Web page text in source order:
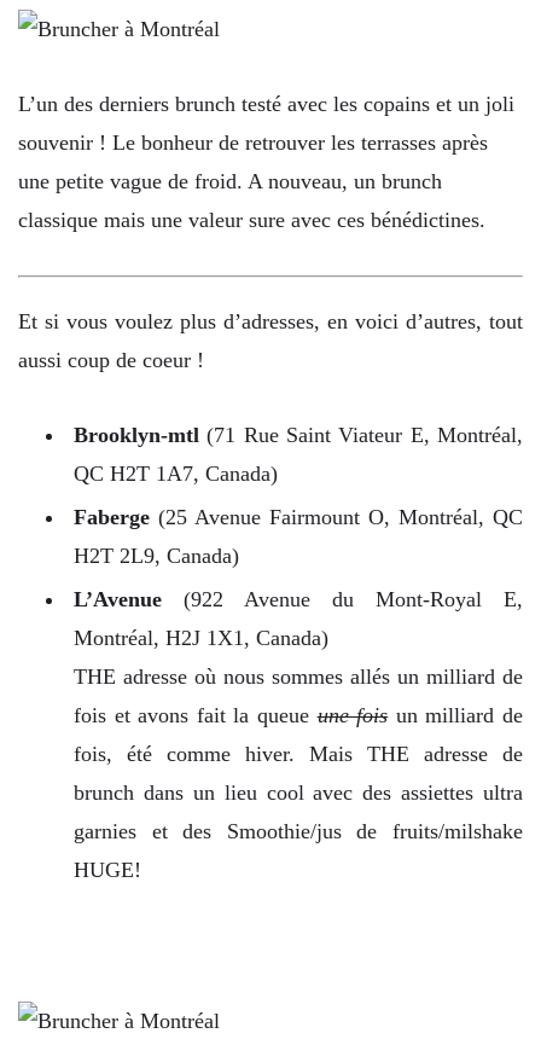
L’un des derniers brunch testé avec les copains et un joli
souvenir ! Le bonheur de retrouver les terrasses après
une petite vague de froid. A nouveau, un brunch
classique mais une valeur sure avec ces bénédictines.
Et si vous voulez plus d’adresses, en voici d’autres, tout
aussi coup de coeur !
Brooklyn-mtl (71 Rue Saint Viateur E, Montréal,
QC H2T 1A7, Canada)
Faberge (25 Avenue Fairmount O, Montréal, QC
H2T 2L9, Canada)
L’Avenue (922 Avenue du Mont-Royal E,
Montréal, H2J 1X1, Canada)
THE adresse où nous sommes allés un milliard de
fois et avons fait la queueune foisun milliard de
fois, été comme hiver. Mais THE adresse de
brunch dans un lieu cool avec des assiettes ultra
garnies et des Smoothie/jus de fruits/milshake
HUGE!